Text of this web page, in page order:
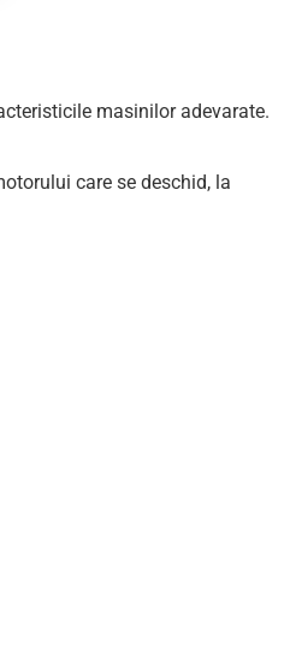
masinilor adevarate.
care se deschid, la